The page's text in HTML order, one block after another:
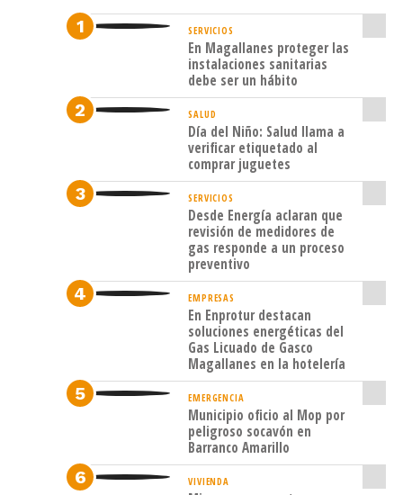
programas
Puente,
Chile
Crece
Contigo,
situación
de
calle
tercera
edad.
La
canasta,
que
contenía
en
su
interior
SERVICIOS
En Magallanes proteger las
instalaciones sanitarias
debe ser un hábito
SALUD
Día del Niño: Salud llama a
verificar etiquetado al
comprar juguetes
SERVICIOS
Desde Energía aclaran que
revisión de medidores de
gas responde a un proceso
preventivo
EMPRESAS
En Enprotur destacan
soluciones energéticas del
Gas Licuado de Gasco
Magallanes en la hotelería
EMERGENCIA
Municipio oficio al Mop por
peligroso socavón en
Barranco Amarillo
VIVIENDA